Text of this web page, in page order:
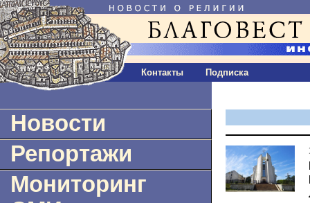
Контакты Подписка
Новости
Репортажи
Мониторинг